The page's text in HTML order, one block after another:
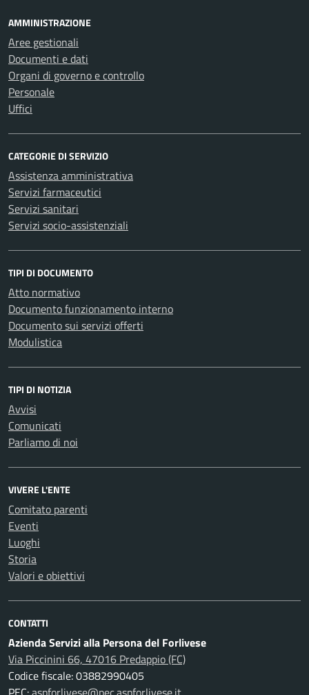
AMMINISTRAZIONE
Aree gestionali
Documenti e dati
Organi di governo e controllo
Personale
Uffici
CATEGORIE DI SERVIZIO
Assistenza amministrativa
Servizi farmaceutici
Servizi sanitari
Servizi socio-assistenziali
TIPI DI DOCUMENTO
Atto normativo
Documento funzionamento interno
Documento sui servizi offerti
Modulistica
TIPI DI NOTIZIA
Avvisi
Comunicati
Parliamo di noi
VIVERE L'ENTE
Comitato parenti
Eventi
Luoghi
Storia
Valori e obiettivi
CONTATTI
Azienda Servizi alla Persona del Forlivese
Via Piccinini 66, 47016 Predappio (FC)
Codice fiscale: 03882990405